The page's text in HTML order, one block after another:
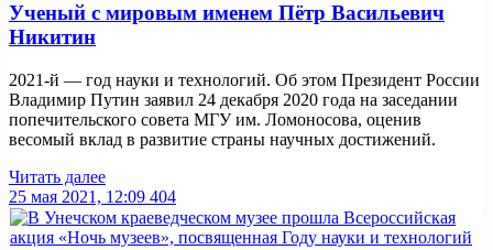
Ученый с мировым именем Пётр Васильевич
Никитин
2021-й — год науки и технологий. Об этом Президент России
Владимир Путин заявил 24 декабря 2020 года на заседании
попечительского совета МГУ им. Ломоносова, оценив
весомый вклад в развитие страны научных достижений.
Читать далее
25 мая 2021, 12:09 404